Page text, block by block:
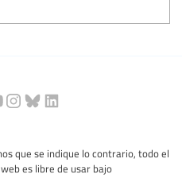
que se indique lo contrario, todo el
es libre de usar bajo